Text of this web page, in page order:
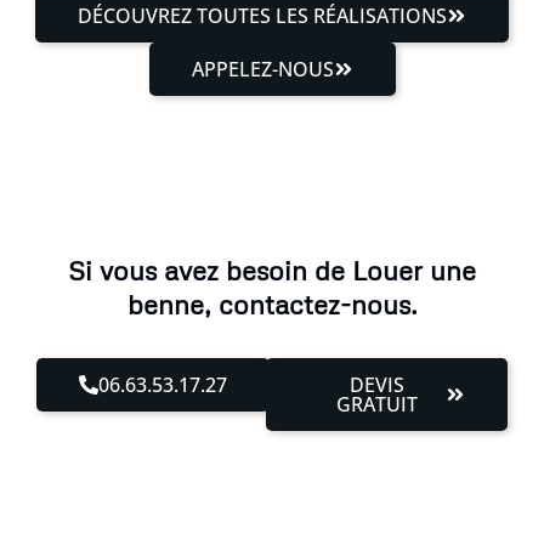
DÉCOUVREZ TOUTES LES RÉALISATIONS
APPELEZ-NOUS
Si vous avez besoin de Louer une
benne, contactez-nous.
06.63.53.17.27 DEVIS
GRATUIT